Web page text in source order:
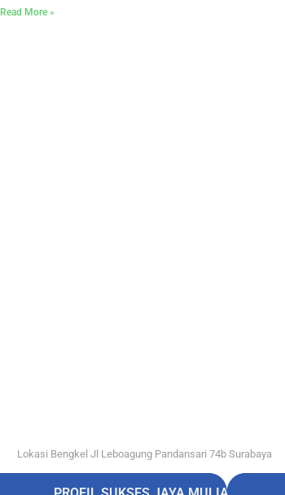
Read More »
Lokasi Bengkel Jl Leboagung Pandansari 74b Surabaya